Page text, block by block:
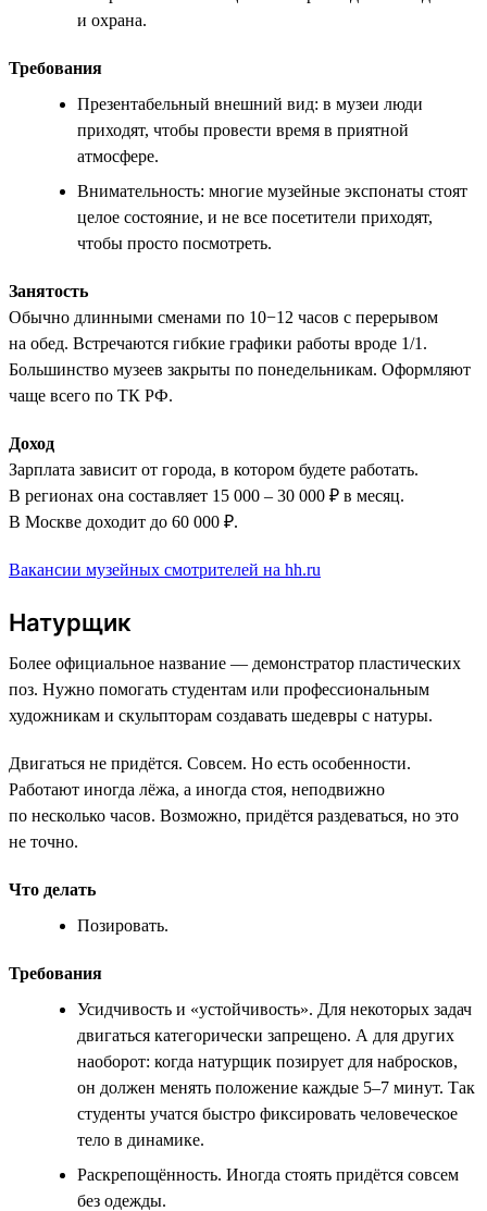
и охрана.
Требования
Презентабельный внешний вид: в музеи люди
приходят, чтобы провести время в приятной
атмосфере.
Внимательность: многие музейные экспонаты стоят
целое состояние, и не все посетители приходят,
чтобы просто посмотреть.
Занятость
Обычно длинными сменами по 10−12 часов с перерывом
на обед. Встречаются гибкие графики работы вроде 1/1.
Большинство музеев закрыты по понедельникам. Оформляют
чаще всего по ТК РФ.
Доход
Зарплата зависит от города, в котором будете работать.
В регионах она составляет 15 000 – 30 000 ₽ в месяц.
В Москве доходит до 60 000 ₽.
Вакансии музейных смотрителей на hh.ru
Натурщик
Более официальное название — демонстратор пластических
поз. Нужно помогать студентам или профессиональным
художникам и скульпторам создавать шедевры с натуры.
Двигаться не придётся. Совсем. Но есть особенности.
Работают иногда лёжа, а иногда стоя, неподвижно
по несколько часов. Возможно, придётся раздеваться, но это
не точно.
Что делать
Позировать.
Требования
Усидчивость и «устойчивость». Для некоторых задач
двигаться категорически запрещено. А для других
наоборот: когда натурщик позирует для набросков,
он должен менять положение каждые 5–7 минут. Так
студенты учатся быстро фиксировать человеческое
тело в динамике.
Раскрепощённость. Иногда стоять придётся совсем
без одежды.